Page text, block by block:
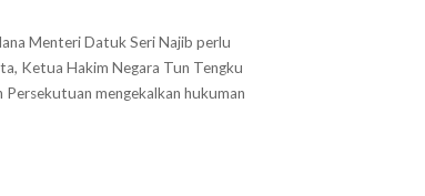
Menteri Datuk Seri Najib perlu
Ketua Hakim Negara Tun Tengku
mengekalkan hukuman